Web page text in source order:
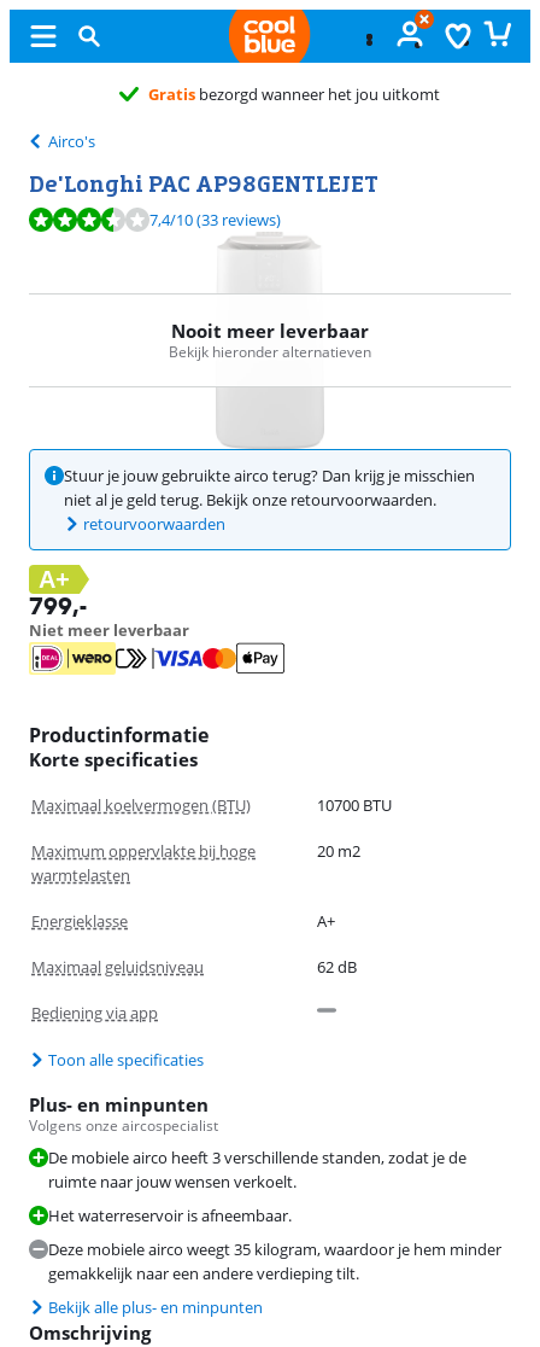
bezorgd wanneer het jou uitkomt
Airco's
De'Longhi PAC AP98GENTLEJET
Beoordeling is 7,4 van de 10, gebaseerd op 33 reviews.
7,4/10(33 reviews)
Nooit meer leverbaar
Bekijk hieronder alternatieven
Stuur je jouw gebruikte airco terug? Dan krijg je misschien
niet al je geld terug. Bekijk onze retourvoorwaarden.
retourvoorwaarden
A+
799,-
Niet meer leverbaar
Productinformatie
Korte specificaties
Maximaal koelvermogen (BTU) 10700 BTU
Maximum oppervlakte bij hoge
warmtelasten
20 m2
Energieklasse A+
Maximaal geluidsniveau 62 dB
Bediening via app
Toon alle specificaties
Plus- en minpunten
Volgens onze aircospecialist
De mobiele airco heeft 3 verschillende standen, zodat je de
ruimte naar jouw wensen verkoelt.
Het waterreservoir is afneembaar.
Deze mobiele airco weegt 35 kilogram, waardoor je hem minder
gemakkelijk naar een andere verdieping tilt.
Bekijk alle plus- en minpunten
Omschrijving